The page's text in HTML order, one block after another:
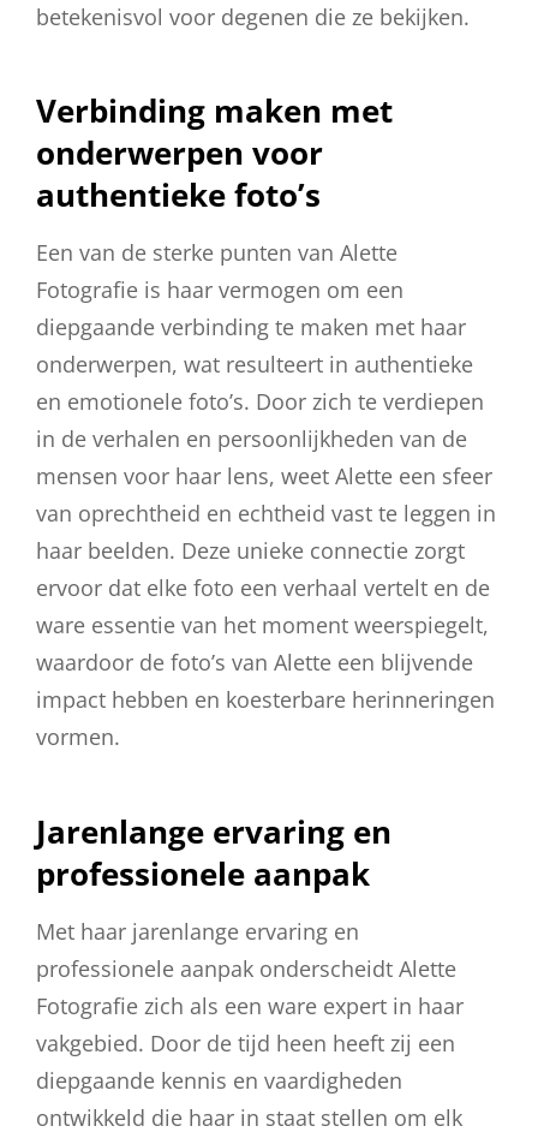
betekenisvol voor degenen die ze bekijken.
Verbinding maken met
onderwerpen voor
authentieke foto’s
Een van de sterke punten van Alette
Fotografie is haar vermogen om een
diepgaande verbinding te maken met haar
onderwerpen, wat resulteert in authentieke
en emotionele foto’s. Door zich te verdiepen
in de verhalen en persoonlijkheden van de
mensen voor haar lens, weet Alette een sfeer
van oprechtheid en echtheid vast te leggen in
haar beelden. Deze unieke connectie zorgt
ervoor dat elke foto een verhaal vertelt en de
ware essentie van het moment weerspiegelt,
waardoor de foto’s van Alette een blijvende
impact hebben en koesterbare herinneringen
vormen.
Jarenlange ervaring en
professionele aanpak
Met haar jarenlange ervaring en
professionele aanpak onderscheidt Alette
Fotografie zich als een ware expert in haar
vakgebied. Door de tijd heen heeft zij een
diepgaande kennis en vaardigheden
ontwikkeld die haar in staat stellen om elk